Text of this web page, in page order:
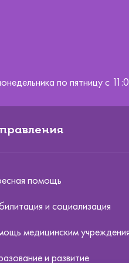
по пятницу с
помощь
и социализация
медицинским
и развитие